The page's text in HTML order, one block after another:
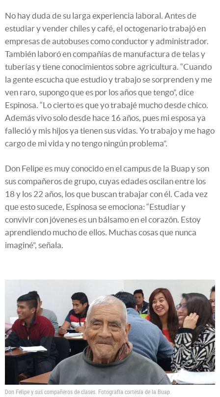
No hay duda de su larga experiencia laboral. Antes de
estudiar y vender chiles y café, el octogenario trabajó en
empresas de autobuses como conductor y administrador.
También laboró en compañías de manufactura de telas y
tuberías y tiene conocimientos sobre agricultura. “Cuando
la gente escucha que estudio y trabajo se sorprenden y me
ven raro, supongo que es por los años que tengo”, dice
Espinosa. “Lo cierto es que yo trabajé mucho desde chico.
Además vivo solo desde hace 16 años, pues mi esposa ya
falleció y mis hijos ya tienen sus vidas. Yo trabajo y me hago
cargo de mi vida y no tengo ningún problema”.
Don Felipe es muy conocido en el campus de la Buap y son
sus compañeros de grupo, cuyas edades oscilan entre los
18 y los 22 años, los que buscan trabajar con él. Cada vez
que esto sucede, Espinosa se emociona: “Estudiar y
convivir con jóvenes es un bálsamo en el corazón. Estoy
aprendiendo mucho de ellos. Muchas cosas que nunca
imaginé”, señala.
Don Felipe y sus compañeros de clases. Fotografía cortesía de la Buap.